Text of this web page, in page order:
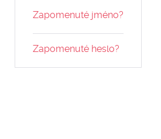
Zapomenuté jméno?
Zapomenuté heslo?